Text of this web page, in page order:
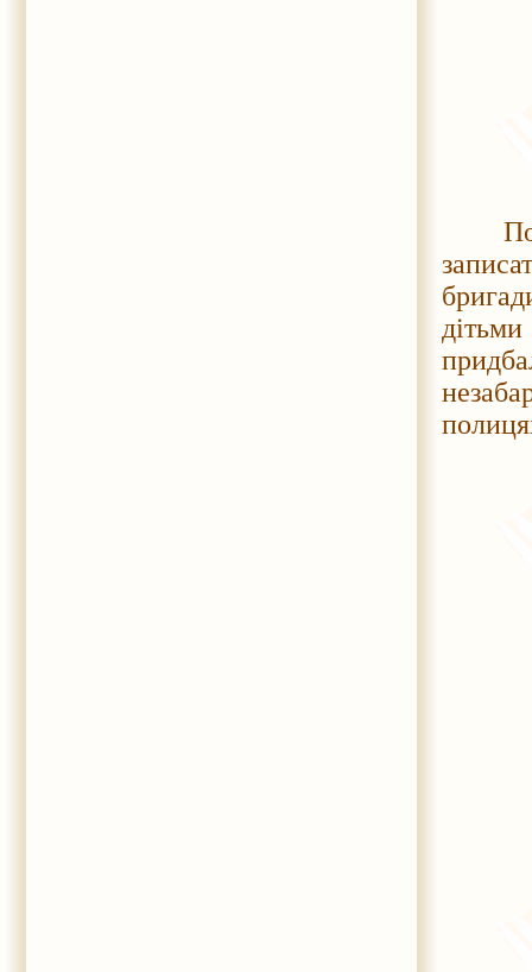
По